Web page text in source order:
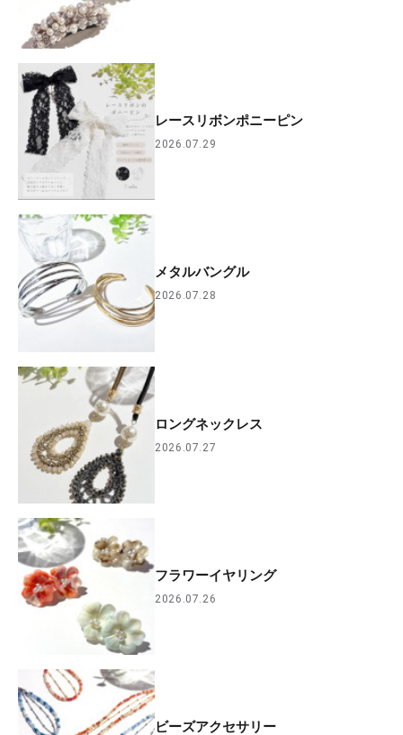
レースリボンポニーピン
2026.07.29
メタルバングル
2026.07.28
ロングネックレス
2026.07.27
フラワーイヤリング
2026.07.26
ビーズアクセサリー